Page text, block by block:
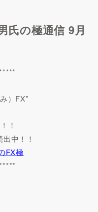
氏の極通信 9月
）FX”
！
中！！
FX極